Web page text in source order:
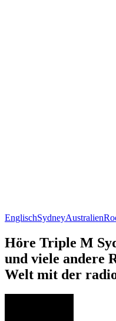
EnglischSydneyAustralien
Höre Triple M
und viele andere
Welt mit der